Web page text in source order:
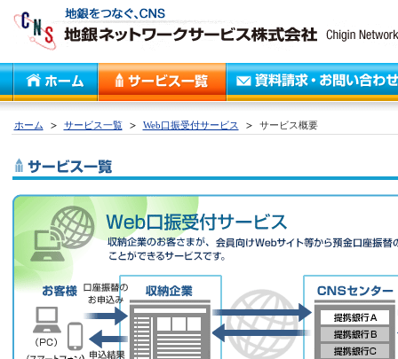
ホーム サービス一覧 Web口振受付サービス サービス概要